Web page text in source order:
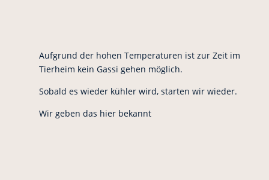
Aufgrund der hohen Temperaturen ist zur Zeit im
Tierheim kein Gassi gehen möglich.
Sobald es wieder kühler wird, starten wir wieder.
Wir geben das hier bekannt